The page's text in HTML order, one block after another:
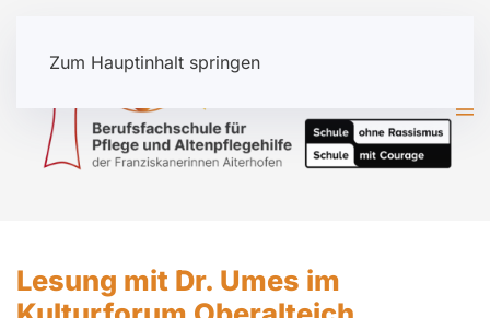
Zum Hauptinhalt springen
Lesung mit Dr. Umes im